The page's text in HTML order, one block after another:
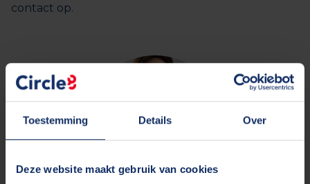
Toestemming Details Over
Deze website maakt gebruik van cookies
contact op.